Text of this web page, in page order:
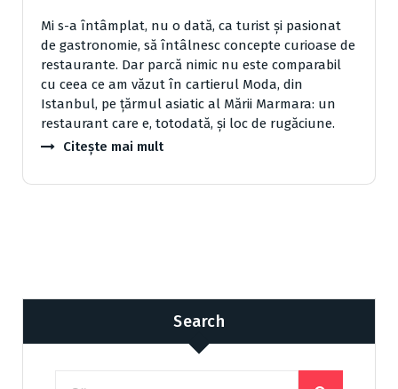
Mi s-a întâmplat, nu o dată, ca turist şi pasionat
de gastronomie, să întâlnesc concepte curioa­se de
restaurante. Dar parcă nimic nu este comparabil
cu ceea ce am văzut în cartierul Moda, din
Istanbul, pe ţărmul asiatic al Mării Marmara: un
restaurant care e, totodată, şi loc de rugăciune.
Citește mai mult
Search